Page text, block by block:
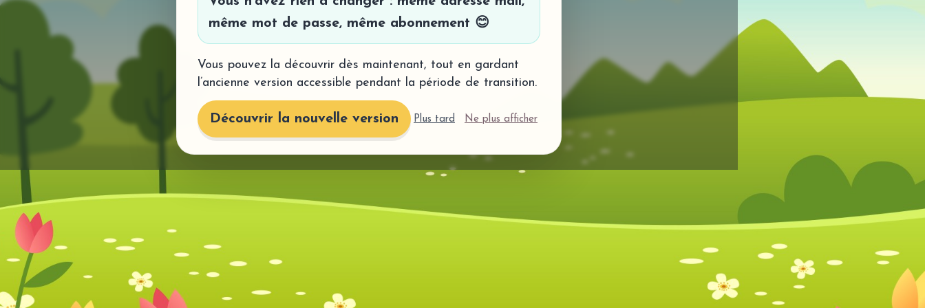
Mot de passe perdu?
même mot de passe, même abonnement 😊
Vous pouvez la découvrir dès maintenant, tout en gardant
l’ancienne version accessible pendant la période de transition.
Découvrir la nouvelle version Plus tard Ne plus afficher